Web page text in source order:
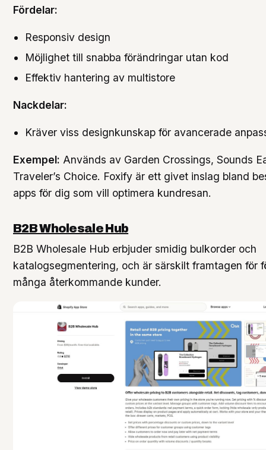
Fördelar:
Responsiv design
Möjlighet till snabba förändringar utan kod
Effektiv hantering av multistore
Nackdelar:
Kräver viss designkunskap för avancerade
Exempel: Används av Garden Crossings, Sounds
Traveler’s Choice. Foxify är ett givet inslag bland
apps för dig som vill optimera kundresan.
B2B Wholesale Hub
B2B Wholesale Hub erbjuder smidig bulkorder och
katalogsegmentering, och är särskilt framtagen för
många återkommande kunder.